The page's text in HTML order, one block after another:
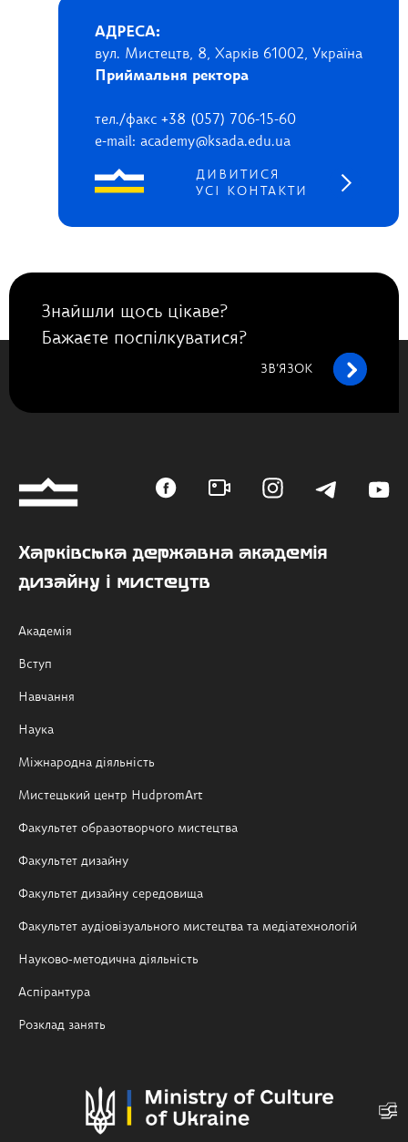
АДРЕСА:
вул. Мистецтв, 8, Харків 61002, Україна
Приймальня ректора
тел./факс +38 (057) 706-15-60
e-mail: academy@ksada.edu.ua
ДИВИТИСЯ
УСІ КОНТАКТИ
Знайшли щось цікаве?
Бажаєте поспілкуватися?
ЗВ’ЯЗОК
Харківська державна академія
дизайну і мистецтв
Академія
Вступ
Навчання
Наука
Міжнародна діяльність
Мистецький центр HudpromArt
Факультет образотворчого мистецтва
Факультет дизайну
Факультет дизайну середовища
Факультет аудіовізуального мистецтва та медіатехнологій
Науково-методична діяльність
Аспірантура
Розклад занять